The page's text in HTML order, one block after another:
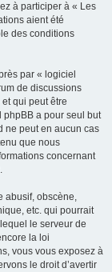
à participer à « Les
aient été
des conditions
par « logiciel
de discussions
et qui peut être
a pour seul but
ne peut en aucun cas
que nous
concernant
abusif, obscène,
etc. qui pourrait
le serveur de
la loi
vous vous exposez à
le droit d’avertir